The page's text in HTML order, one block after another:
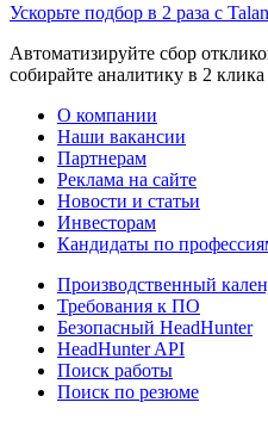
Ускорьте подбор в 2 раза с
Автоматизируйте сбор
собирайте аналитику в 2 клика
О компании
Наши вакансии
Партнерам
Реклама на сайте
Новости и статьи
Инвесторам
Кандидаты по
Производственный
Требования к ПО
Безопасный HeadHunter
HeadHunter API
Поиск работы
Поиск по резюме